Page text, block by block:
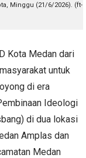
Minggu (21/6/2026). (ft-
Kota Medan dari
untuk
di era
Ideologi
di dua lokasi
Amplas dan
Medan